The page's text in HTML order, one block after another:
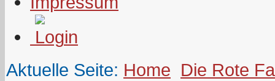
Aktuelle Seite: Home Die Rote